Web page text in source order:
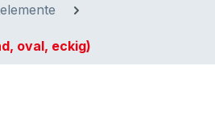
oval, eckig)